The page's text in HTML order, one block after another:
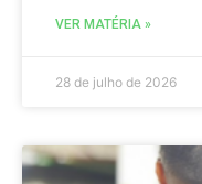
VER MATÉRIA »
28 de julho de 2026